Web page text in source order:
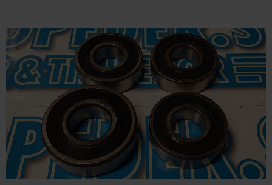
Montage/Arbetshandsk
e Hanvo PE304 1 par
ETH01m
20KR
KÖP
Solglasögon 5 pack
solnr50-2
125KR
KÖP